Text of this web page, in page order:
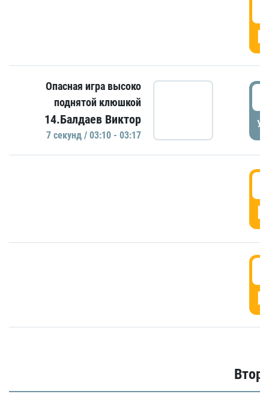
Опасная игра высоко
поднятой клюшкой
14.Балдаев Виктор
7 секунд / 03:10 - 03:17